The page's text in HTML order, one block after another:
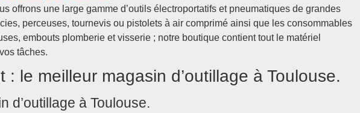
offrons une large gamme d’outils électroportatifs et pneumatiques de grandes
perceuses, tournevis ou pistolets à air comprimé ainsi que les consommables
embouts plomberie et visserie ; notre boutique contient tout le matériel
tâches.
: le meilleur magasin d’outillage à Toulouse.
d’outillage à Toulouse.